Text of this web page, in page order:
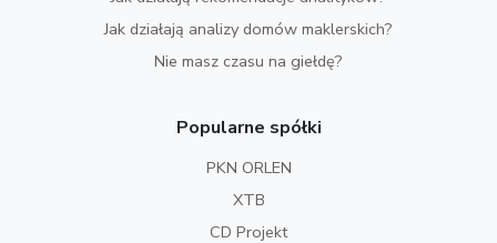
Jak działają analizy domów maklerskich?
Nie masz czasu na giełdę?
Popularne spółki
PKN ORLEN
XTB
CD Projekt